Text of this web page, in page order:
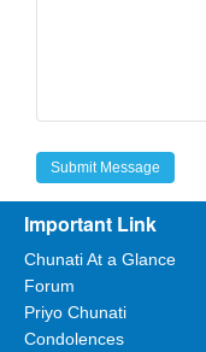
Important Link
Chunati At a Glance
Forum
Priyo Chunati
Condolences